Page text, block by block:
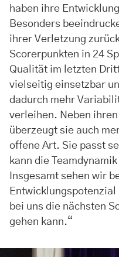
haben ihre
Besonders
ihrer Verletzung
Scorerpunkten in 24
Qualität im letzten
vielseitig einsetzbar
dadurch mehr
verleihen. Neben
überzeugt sie auch
offene Art. Sie passt
kann die
Insgesamt sehen wir
bei uns die nächsten
gehen kann.“